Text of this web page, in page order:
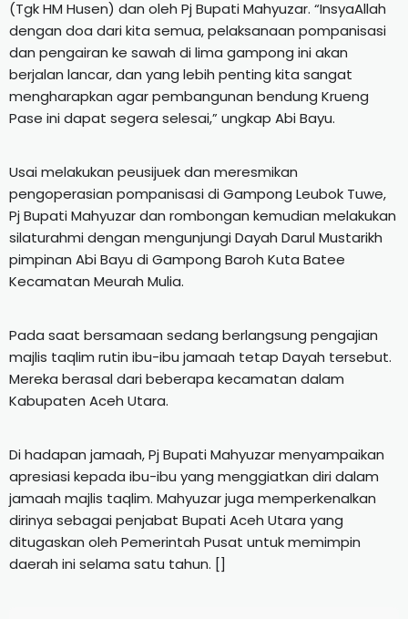
(Tgk HM Husen) dan oleh Pj Bupati Mahyuzar. “InsyaAllah
dengan doa dari kita semua, pelaksanaan pompanisasi
dan pengairan ke sawah di lima gampong ini akan
berjalan lancar, dan yang lebih penting kita sangat
mengharapkan agar pembangunan bendung Krueng
Pase ini dapat segera selesai,” ungkap Abi Bayu.
Usai melakukan peusijuek dan meresmikan
pengoperasian pompanisasi di Gampong Leubok Tuwe,
Pj Bupati Mahyuzar dan rombongan kemudian melakukan
silaturahmi dengan mengunjungi Dayah Darul Mustarikh
pimpinan Abi Bayu di Gampong Baroh Kuta Batee
Kecamatan Meurah Mulia.
Pada saat bersamaan sedang berlangsung pengajian
majlis taqlim rutin ibu-ibu jamaah tetap Dayah tersebut.
Mereka berasal dari beberapa kecamatan dalam
Kabupaten Aceh Utara.
Di hadapan jamaah, Pj Bupati Mahyuzar menyampaikan
apresiasi kepada ibu-ibu yang menggiatkan diri dalam
jamaah majlis taqlim. Mahyuzar juga memperkenalkan
dirinya sebagai penjabat Bupati Aceh Utara yang
ditugaskan oleh Pemerintah Pusat untuk memimpin
daerah ini selama satu tahun. []